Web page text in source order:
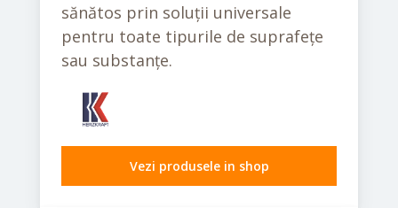
sănătos prin soluții universale
pentru toate tipurile de suprafețe
sau substanțe.
Vezi produsele in shop